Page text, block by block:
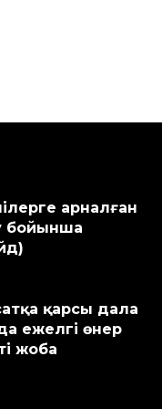
арналған
бойынша
қарсы дала
ежелгі өнер
жоба